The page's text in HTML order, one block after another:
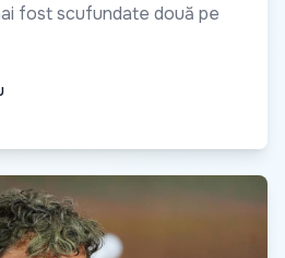
fost scufundate două pe